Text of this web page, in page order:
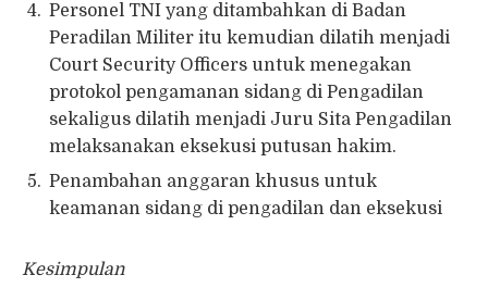
Personel TNI yang ditambahkan di Badan
Peradilan Militer itu kemudian dilatih menjadi
Court Security Officers untuk menegakan
protokol pengamanan sidang di Pengadilan
sekaligus dilatih menjadi Juru Sita Pengadilan
melaksanakan eksekusi putusan hakim.
Penambahan anggaran khusus untuk
keamanan sidang di pengadilan dan eksekusi
Kesimpulan